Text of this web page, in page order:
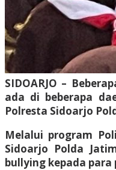
SIDOARJO –
ada di beberapa
Polresta Sidoarjo
Melalui program
Sidoarjo Polda
bullying kepada para